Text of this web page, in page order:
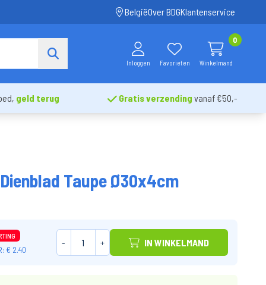
BelgiëOver BDGKlantenservice
Inloggen Favorieten
0
Winkelmand
geld terug Gratis verzending vanaf €50,-
Taupe Ø30x4cm
€ 2.40
- + IN WINKELMAND